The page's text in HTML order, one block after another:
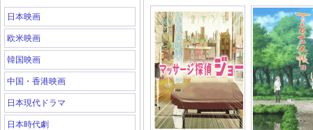
日本映画
欧米映画
韓国映画
中国・香港映画
日本現代ドラマ
日本時代劇